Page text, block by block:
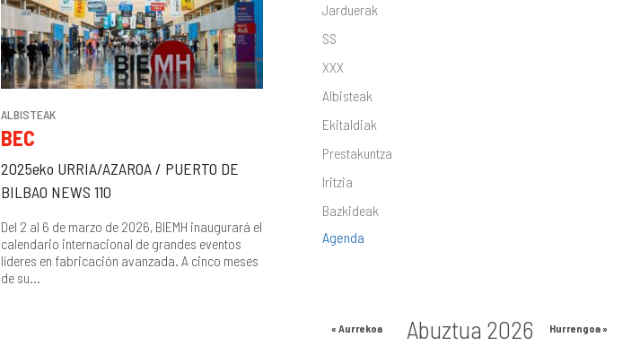
ALBISTEAK
BEC
2025eko URRIA/AZAROA / PUERTO DE
BILBAO NEWS 110
Del 2 al 6 de marzo de 2026, BIEMH inaugurará el
calendario internacional de grandes eventos
líderes en fabricación avanzada. A cinco meses
de su...
Jarduerak
SS
XXX
Albisteak
Ekitaldiak
Prestakuntza
Iritzia
Bazkideak
Agenda
Abuztua 2026
« Aurrekoa Hurrengoa »